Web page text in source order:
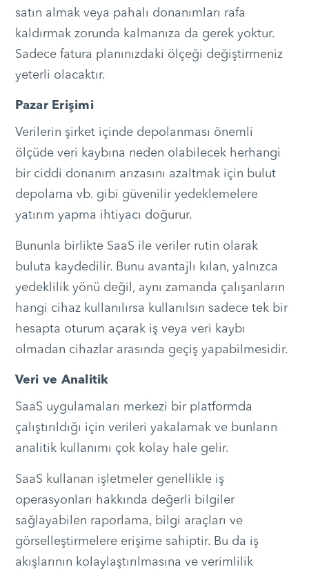
satın almak veya pahalı donanımları rafa
kaldırmak zorunda kalmanıza da gerek yoktur.
Sadece fatura planınızdaki ölçeği değiştirmeniz
yeterli olacaktır.
Pazar Erişimi
Verilerin şirket içinde depolanması önemli
ölçüde veri kaybına neden olabilecek herhangi
bir ciddi donanım arızasını azaltmak için bulut
depolama vb. gibi güvenilir yedeklemelere
yatırım yapma ihtiyacı doğurur.
Bununla birlikte SaaS ile veriler rutin olarak
buluta kaydedilir. Bunu avantajlı kılan, yalnızca
yedeklilik yönü değil, aynı zamanda çalışanların
hangi cihaz kullanılırsa kullanılsın sadece tek bir
hesapta oturum açarak iş veya veri kaybı
olmadan cihazlar arasında geçiş yapabilmesidir.
Veri ve Analitik
SaaS uygulamaları merkezi bir platformda
çalıştırıldığı için verileri yakalamak ve bunların
analitik kullanımı çok kolay hale gelir.
SaaS kullanan işletmeler genellikle iş
operasyonları hakkında değerli bilgiler
sağlayabilen raporlama, bilgi araçları ve
görselleştirmelere erişime sahiptir. Bu da iş
akışlarının kolaylaştırılmasına ve verimlilik